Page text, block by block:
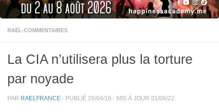
RAËL-COMMENTAIRES
La CIA n’utilisera plus la torture
par noyade
PAR RAELFRANCE · PUBLIÉ 26/04/16 · MIS À JOUR 01/06/22